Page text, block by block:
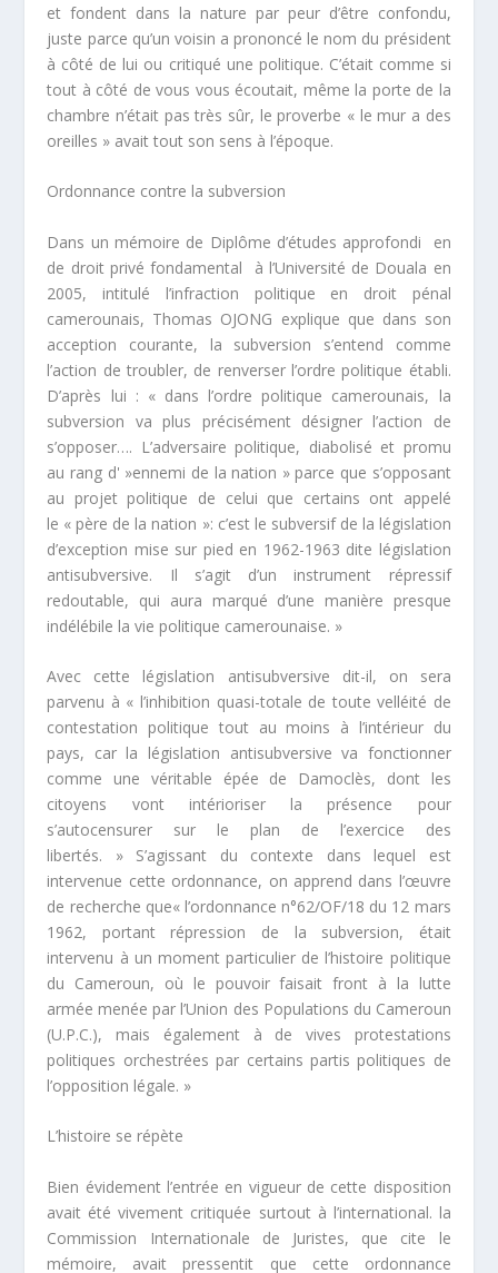
et fondent dans la nature par peur d’être confondu,
juste parce qu’un voisin a prononcé le nom du président
à côté de lui ou critiqué une politique. C’était comme si
tout à côté de vous vous écoutait, même la porte de la
chambre n’était pas très sûr, le proverbe « le mur a des
oreilles » avait tout son sens à l’époque.
Ordonnance contre la subversion
Dans un mémoire de Diplôme d’études approfondi en
de droit privé fondamental à l’Université de Douala en
2005, intitulé l’infraction politique en droit pénal
camerounais, Thomas OJONG explique que dans son
acception courante, la subversion s’entend comme
l’action de troubler, de renverser l’ordre politique établi.
D’après lui : « dans l’ordre politique camerounais, la
subversion va plus précisément désigner l’action de
s’opposer…. L’adversaire politique, diabolisé et promu
au rang d' »ennemi de la nation » parce que s’opposant
au projet politique de celui que certains ont appelé
le « père de la nation »: c’est le subversif de la législation
d’exception mise sur pied en 1962-1963 dite législation
antisubversive. Il s’agit d’un instrument répressif
redoutable, qui aura marqué d’une manière presque
indélébile la vie politique camerounaise. »
Avec cette législation antisubversive dit-il, on sera
parvenu à « l’inhibition quasi-totale de toute velléité de
contestation politique tout au moins à l’intérieur du
pays, car la législation antisubversive va fonctionner
comme une véritable épée de Damoclès, dont les
citoyens vont intérioriser la présence pour
s’autocensurer sur le plan de l’exercice des
libertés. » S’agissant du contexte dans lequel est
intervenue cette ordonnance, on apprend dans l’œuvre
de recherche que« l’ordonnance n°62/OF/18 du 12 mars
1962, portant répression de la subversion, était
intervenu à un moment particulier de l’histoire politique
du Cameroun, où le pouvoir faisait front à la lutte
armée menée par l’Union des Populations du Cameroun
(U.P.C.), mais également à de vives protestations
politiques orchestrées par certains partis politiques de
l’opposition légale. »
L’histoire se répète
Bien évidement l’entrée en vigueur de cette disposition
avait été vivement critiquée surtout à l’international. la
Commission Internationale de Juristes, que cite le
mémoire, avait pressentit que cette ordonnance